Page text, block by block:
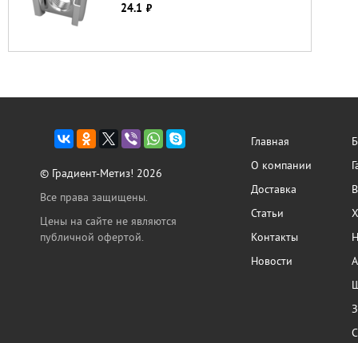
24.1 руб.
© Градиент-Метиз! 2026
Все права защищены.
Цены на сайте не являются
публичной офертой.
Главная
О компании
Доставка
Статьи
Контакты
Новости